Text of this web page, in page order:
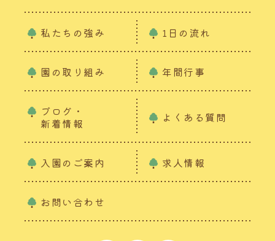
私たちの強み 1日の流れ
園の取り組み 年間行事
ブログ・
新着情報
よくある質問
入園のご案内 求人情報
お問い合わせ